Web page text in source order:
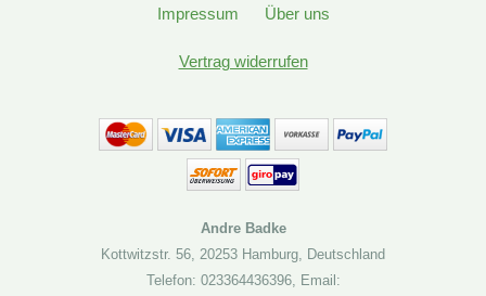
Impressum Über uns
Vertrag widerrufen
Andre Badke
Kottwitzstr. 56 20253 Hamburg Deutschland
Telefon: 023364436396, Email: